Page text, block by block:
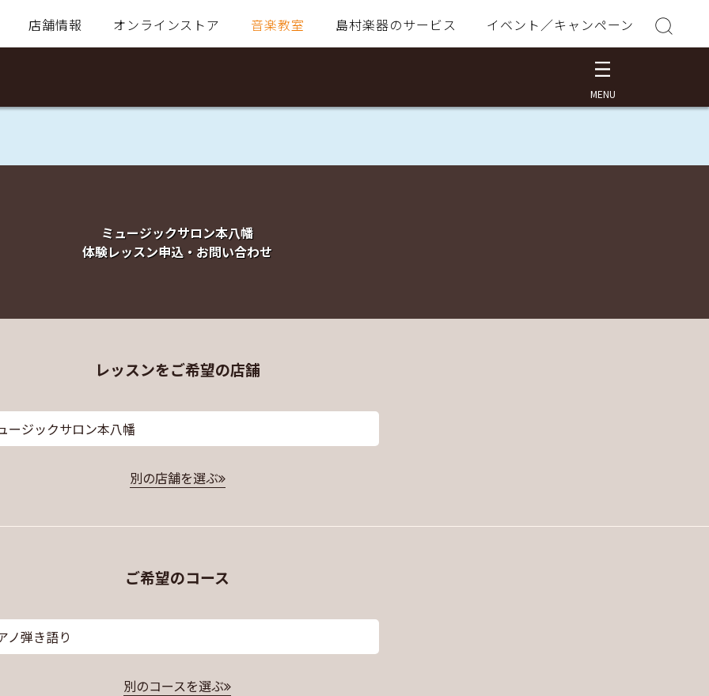
店舗情報 オンラインストア 音楽教室 島村楽器のサービス イベント／キャンペーン
ミュージックサロン本八幡
体験レッスン申込・お問い合わせ
レッスンをご希望の店舗
ージックサロン本八幡
別の店舗を選ぶ
ご希望のコース
ノ弾き語り
別のコースを選ぶ